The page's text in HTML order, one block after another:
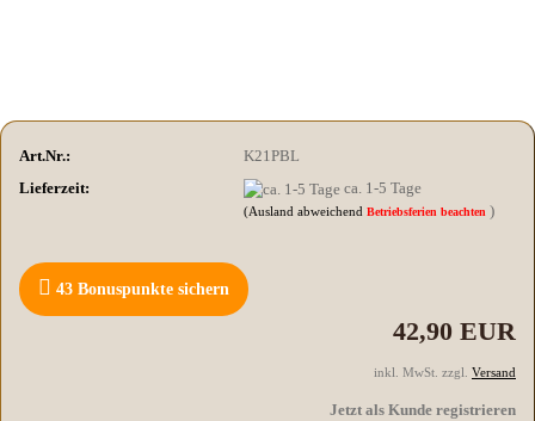
Art.Nr.:
K21PBL
Lieferzeit:
ca. 1-5 Tage
(Ausland abweichendBetriebsferien beachten )
43 Bonuspunkte sichern
42,90 EUR
inkl. MwSt. zzgl. Versand
Jetzt als Kunde registrieren